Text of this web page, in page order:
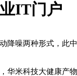
IT门户
噪两种形式，此中
米科技大健康产物